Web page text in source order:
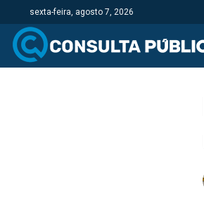
sexta-feira, agosto 7, 2026